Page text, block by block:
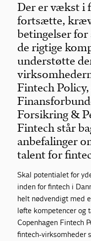
Der er vækst i
fortsætte,
betingelser
de rigtige
understøtte
Fintech
Forsikring &
Fintech står
anbefalinger
talent for
Skal potentialet for
inden for fintech i
helt nødvendigt med
løfte kompetencer og
Copenhagen Fintech
fintech-virksomheder